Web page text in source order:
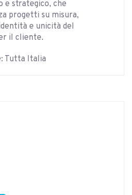
e strategico, che
progetti su misura,
e unicità del
il cliente.
Tutta Italia